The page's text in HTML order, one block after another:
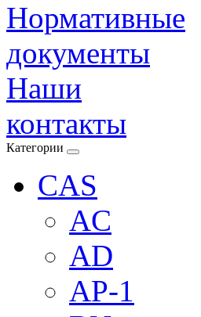
Нормативные
документы
Наши
контакты
Категории
CAS
AC
AD
AP-1